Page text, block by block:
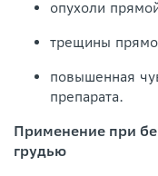
опухоли
трещины
повышенная
препарата.
Применение при
грудью